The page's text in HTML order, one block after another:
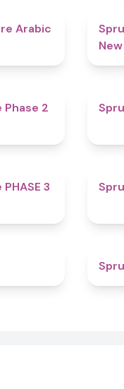
4.8
Arabic
New
4.4
Phase 2
4.9
3